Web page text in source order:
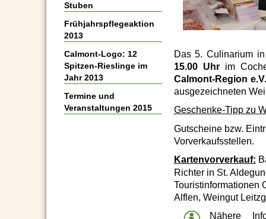
Stuben
Frühjahrspflegeaktion
2013
Calmont-Logo: 12
Spitzen-Rieslinge im
Jahr 2013
Termine und
Veranstaltungen 2015
Das 5. Culinarium
15.00 Uhrim
Calmont-Region
ausgezeichneten
Geschenke-Tipp zu
Gutscheine bzw.
Vorverkaufsstellen.
Kartenvorverkauf:
Richter in St.
Touristinformationen
Alflen, Weingut
Nähere